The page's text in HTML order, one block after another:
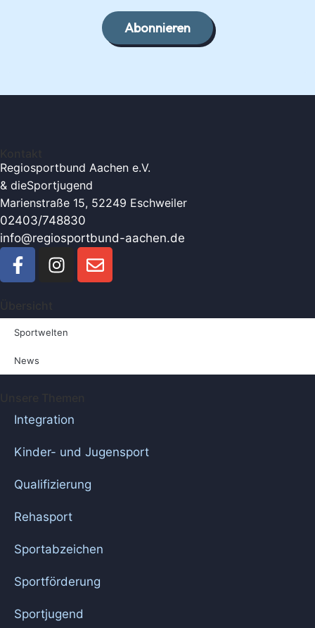
Abonnieren
Regiosportbund Aachen e.V.
& dieSportjugend
Marienstraße 15, 52249 Eschweiler
02403/748830
info@regiosportbund-aachen.de
Sportwelten
News
Integration
Kinder- und Jugensport
Qualifizierung
Rehasport
Sportabzeichen
Sportförderung
Sportjugend